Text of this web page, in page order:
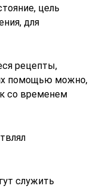
цель
для
рецепты,
помощью можно,
со временем
служить